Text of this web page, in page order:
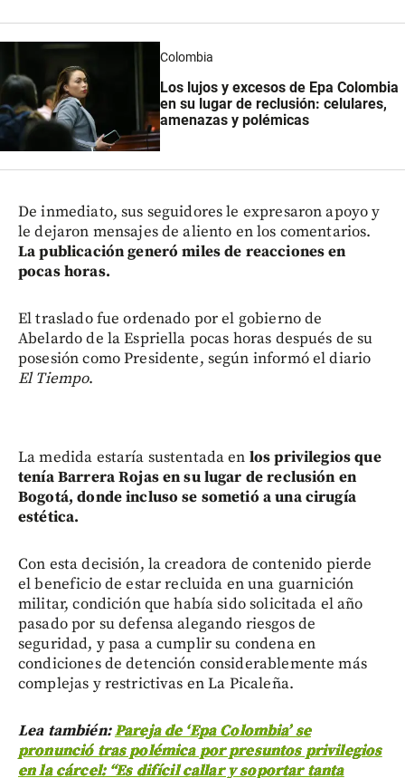
Colombia
Los lujos y excesos de Epa Colombia
en su lugar de reclusión: celulares,
amenazas y polémicas
De inmediato, sus seguidores le expresaron apoyo y
le dejaron mensajes de aliento en los comentarios.
La publicación generó miles de reacciones en
pocas horas.
El traslado fue ordenado por el gobierno de
Abelardo de la Espriella pocas horas después de su
posesión como Presidente, según informó el diario
El Tiempo.
La medida estaría sustentada en los privilegios que
tenía Barrera Rojas en su lugar de reclusión en
Bogotá, donde incluso se sometió a una cirugía
estética.
Con esta decisión, la creadora de contenido pierde
el beneficio de estar recluida en una guarnición
militar, condición que había sido solicitada el año
pasado por su defensa alegando riesgos de
seguridad, y pasa a cumplir su condena en
condiciones de detención considerablemente más
complejas y restrictivas en La Picaleña.
Lea también:Pareja de ‘Epa Colombia’ se
pronunció tras polémica por presuntos privilegios
en la cárcel: “Es difícil callar y soportar tanta